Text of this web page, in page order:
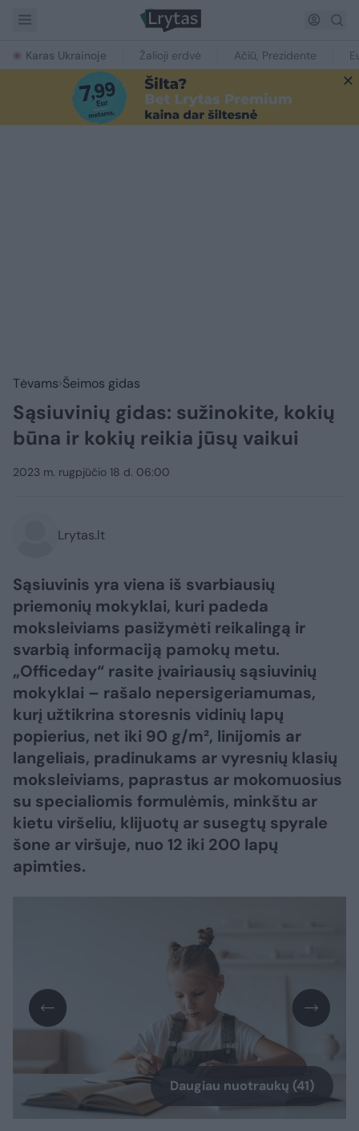
Karas Ukrainoje Žalioji erdvė Ačiū, Prezidente
Tėvams Šeimos gidas
Sąsiuvinių gidas: sužinokite, kokių
būna ir kokių reikia jūsų vaikui
2023 m. rugpjūčio 18 d. 06:00
Lrytas.lt
Sąsiuvinis yra viena iš svarbiausių
priemonių mokyklai, kuri padeda
moksleiviams pasižymėti reikalingą ir
svarbią informaciją pamokų metu.
„Officeday“ rasite įvairiausių sąsiuvinių
mokyklai – rašalo nepersigeriamumas,
kurį užtikrina storesnis vidinių lapų
popierius, net iki 90 g/m², linijomis ar
langeliais, pradinukams ar vyresnių klasių
moksleiviams, paprastus ar mokomuosius
su specialiomis formulėmis, minkštu ar
kietu viršeliu, klijuotų ar susegtų spyrale
šone ar viršuje, nuo 12 iki 200 lapų
apimties.
Daugiau nuotraukų (41)